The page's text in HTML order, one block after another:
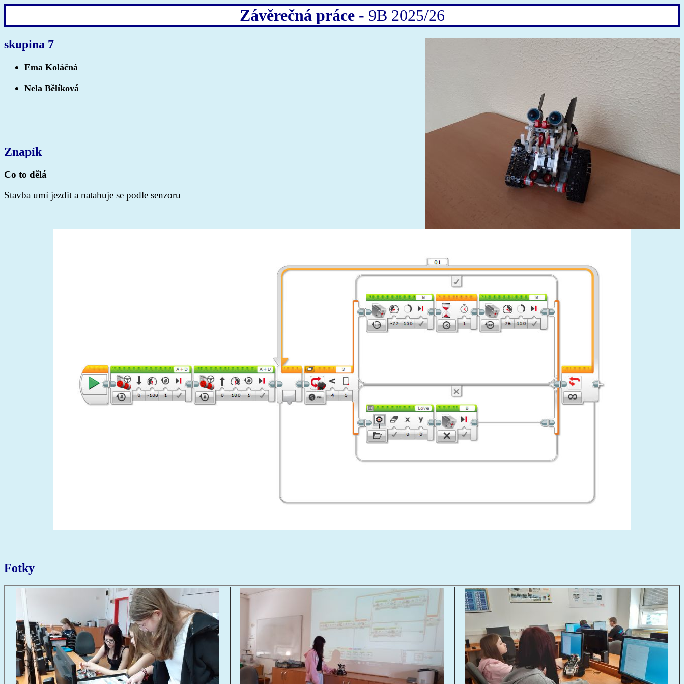
Závěrečná práce - 9B 2025/26
skupina 7
Ema Koláčná
Nela Bělíková
Znapík
Co to dělá
Stavba umí jezdit a natahuje se podle senzoru
Fotky